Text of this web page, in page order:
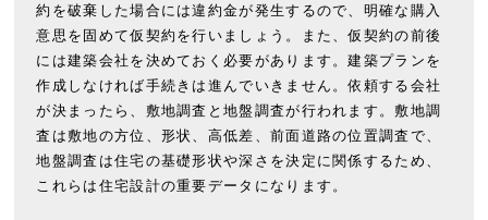
約を破棄した場合には違約金が発生するので、明確な購入
意思を固めて仮契約を行いましょう。また、仮契約の前後
には建築会社を決めておく必要があります。建築プランを
作成しなければ手続きは進んでいきません。依頼する会社
が決まったら、敷地調査と地盤調査が行われます。敷地調
査は敷地の方位、形状、高低差、前面道路の位置調査で、
地盤調査は住宅の基礎形状や深さを決定に関係するため、
これらは住宅設計の重要データになります。